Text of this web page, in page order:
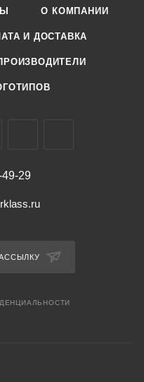
О КОМПАНИИ
И ДОСТАВКА
29